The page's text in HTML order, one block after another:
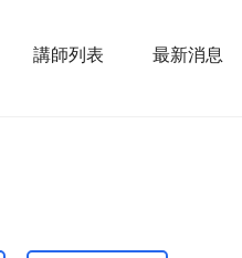
講師列表 最新消息